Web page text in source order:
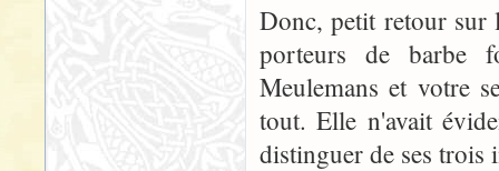
Donc, petit retour sur
porteurs de barbe
Meulemans et votre
tout. Elle n'avait
distinguer de ses trois